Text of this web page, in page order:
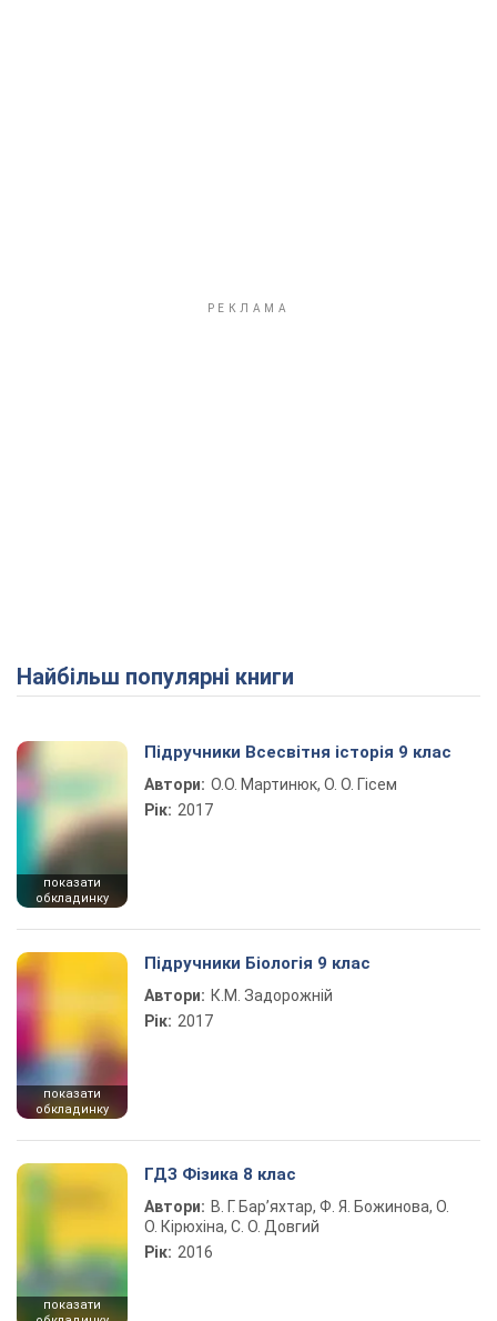
Найбільш популярні книги
показати
обкладинку
Підручники Всесвітня історія 9 клас
Автори: О.О. Мартинюк, О. О. Гісем
Рік: 2017
показати
обкладинку
Підручники Біологія 9 клас
Автори: К.М. Задорожній
Рік: 2017
показати
ГДЗ Фізика 8 клас
Автори: В. Г. Бар’яхтар, Ф. Я. Божинова, О.
О. Кірюхіна, С. О. Довгий
Рік: 2016